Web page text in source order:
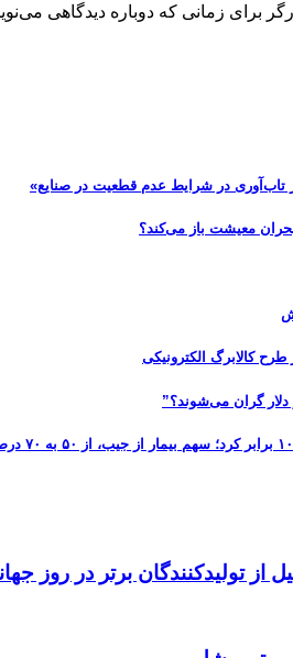
برای زمانی که دوباره دیدگاهی
تاب‌آوری در شرایط عدم قطعیت در صنایع»
گران می‌شوند؟”
از تولیدکنندگان برتر در روز